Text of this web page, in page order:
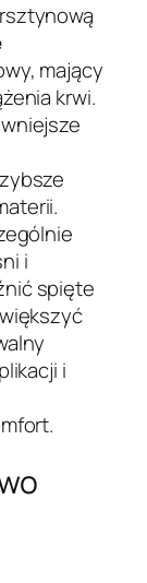
mający
krwi.
i
spięte
i